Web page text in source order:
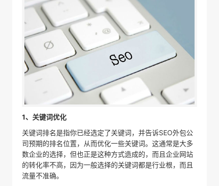
1、关键词优化
关键词排名是指你已经选定了关键词，并告诉SEO外包公
司预期的排名位置，从而优化一些关键词。这通常是大多
数企业的选择，但也正是这种方式造成的，而且企业网站
的转化率不高，因为一般选择的关键词都是行业根，而且
流量不准确。